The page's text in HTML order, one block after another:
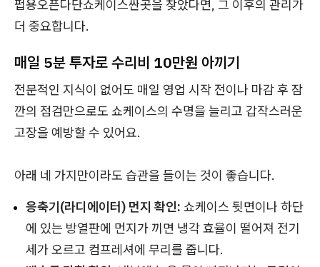
펍용오픈다단쇼케이스싼곳을 찾았다면, 그 이후의 관리가
더 중요합니다.
매일 5분 투자로 수리비 10만원 아끼기
전문적인 지식이 없어도 매일 영업 시작 전이나 마감 후 잠
깐의 점검만으로도 쇼케이스의 수명을 늘리고 갑작스러운
고장을 예방할 수 있어요.
아래 네 가지만이라도 습관을 들이는 것이 좋습니다.
응축기(라디에이터) 먼지 확인: 쇼케이스 뒷면이나 하단
에 있는 방열판에 먼지가 끼면 냉각 효율이 떨어져 전기
세가 오르고 컴프레셔에 무리를 줍니다.